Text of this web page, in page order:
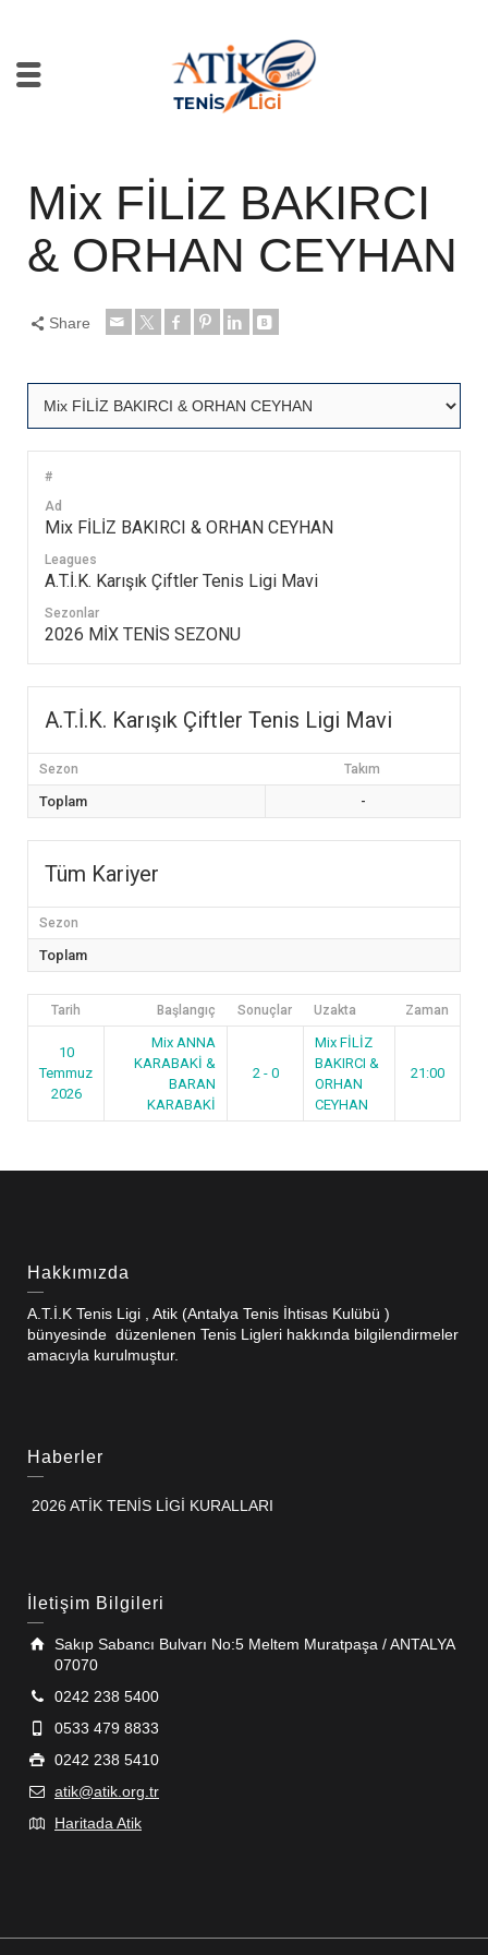
Mix FİLİZ BAKIRCI
& ORHAN CEYHAN
Share
#
Ad
Mix FİLİZ BAKIRCI & ORHAN CEYHAN
Leagues
A.T.İ.K. Karışık Çiftler Tenis Ligi Mavi
Sezonlar
2026 MİX TENİS SEZONU
A.T.İ.K. Karışık Çiftler Tenis Ligi Mavi
Sezon Takım
Toplam -
Tüm Kariyer
Sezon
Toplam
Tarih Başlangıç Sonuçlar Uzakta Zaman
10
Temmuz
2026
Mix ANNA
KARABAKİ &
BARAN
KARABAKİ
2 - 0
Mix FİLİZ
BAKIRCI &
ORHAN
CEYHAN
21:00
Hakkımızda
A.T.İ.K Tenis Ligi , Atik (Antalya Tenis İhtisas Kulübü )
bünyesinde düzenlenen Tenis Ligleri hakkında bilgilendirmeler
amacıyla kurulmuştur.
Haberler
2026 ATİK TENİS LİGİ KURALLARI
İletişim Bilgileri
Sakıp Sabancı Bulvarı No:5 Meltem Muratpaşa / ANTALYA
07070
0242 238 5400
0533 479 8833
0242 238 5410
atik@atik.org.tr
Haritada Atik